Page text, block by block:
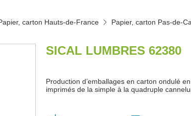
carton Hauts-de-France Papier, carton Pas-de-
SICAL LUMBRES 62380
Production d’emballages en carton ondulé
imprimés de la simple à la quadruple